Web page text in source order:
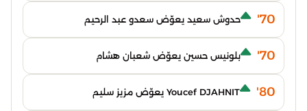
70' حدوش سعيد يعوّض سعدو عبد الرحيم
70' بلونيس حسين يعوّض شعبان هشام
80' Youcef DJAHNIT يعوّض مزيز سليم